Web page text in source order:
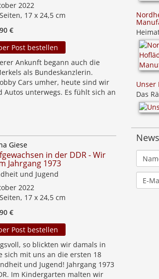
2022
17 x 24,5 cm
€
Post bestellen
Ankunft begann auch die
als Bundeskanzlerin.
Cars umher, heute sind wir
Autos unterwegs. Es fühlt sich an
Giese
in der DDR - Wir
Jahrgang 1973
und Jugend
2022
17 x 24,5 cm
€
Post bestellen
so blickten wir damals in
sich mit uns an die ersten 18
und Jugend! Jahrgang 1973
Im Kindergarten malten wir
Unser
Das